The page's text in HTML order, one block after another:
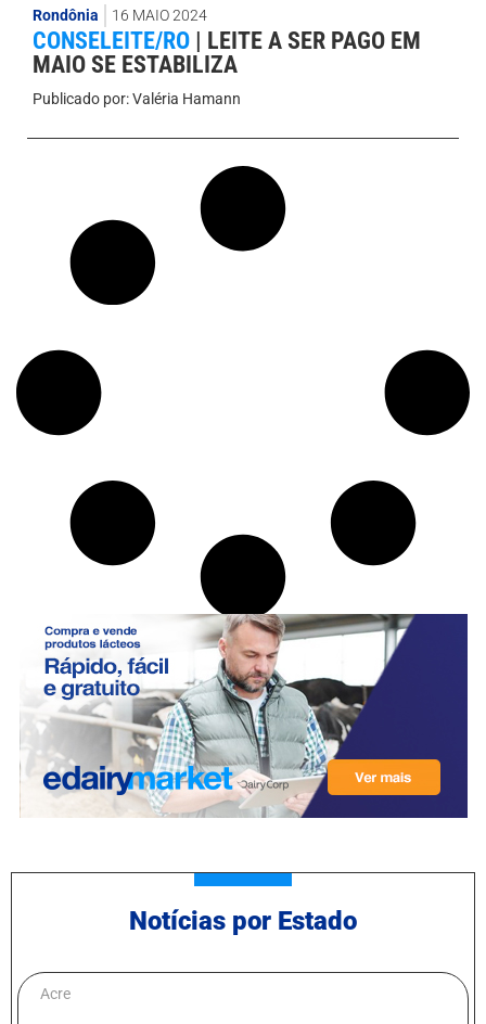
Rondônia 16 MAIO 2024
CONSELEITE/RO | LEITE A SER PAGO EM
MAIO SE ESTABILIZA
Publicado por:Valéria Hamann
Notícias por Estado
Acre